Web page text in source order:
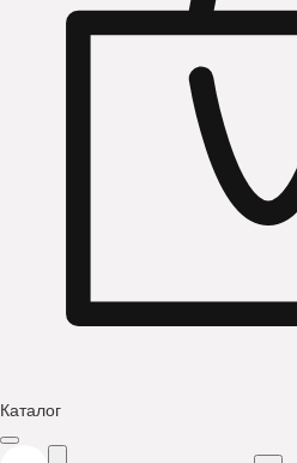
Каталог